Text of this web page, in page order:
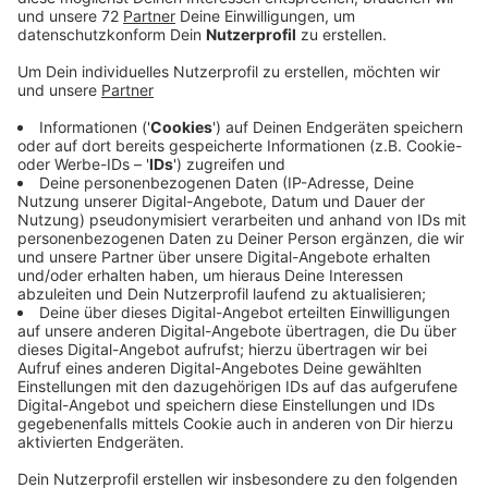
Insgesamt sei die Lage hier im ländlichen Kreis
Coesfeld weniger dramatisch als in großen Städten,
sagt die Lehrergewerkschaft Erziehung und
Wissenschaft. Doch auch hier nehmen die Fälle zu.
Schulen setzen auf unterschiedliche Projekte. An der
Hermann-Leeser-Realschule in Dülmen zum Beispiel
arbeiten Klassenlehrer, Sozialarbeiter und Experten
gemeinsam an Vorbeuge-Projekten. Am Clemens-
Brentano-Gymnasium in Dülmen gibt es unter anderem
Streitschlichter. Hier beobachtet die Schulleiterin
Maike Verwey weniger körperliche Attacken, aber
Gewalt passiere ja nicht nur körperlich. Das sei eine
Herausforderung für die Zukunft. Der Leiter der Anne-
Frank-Gesamtschule in Havixbeck und Billerbeck,
Torsten Habbel, sieht es ähnlich. Er beobachtet eine